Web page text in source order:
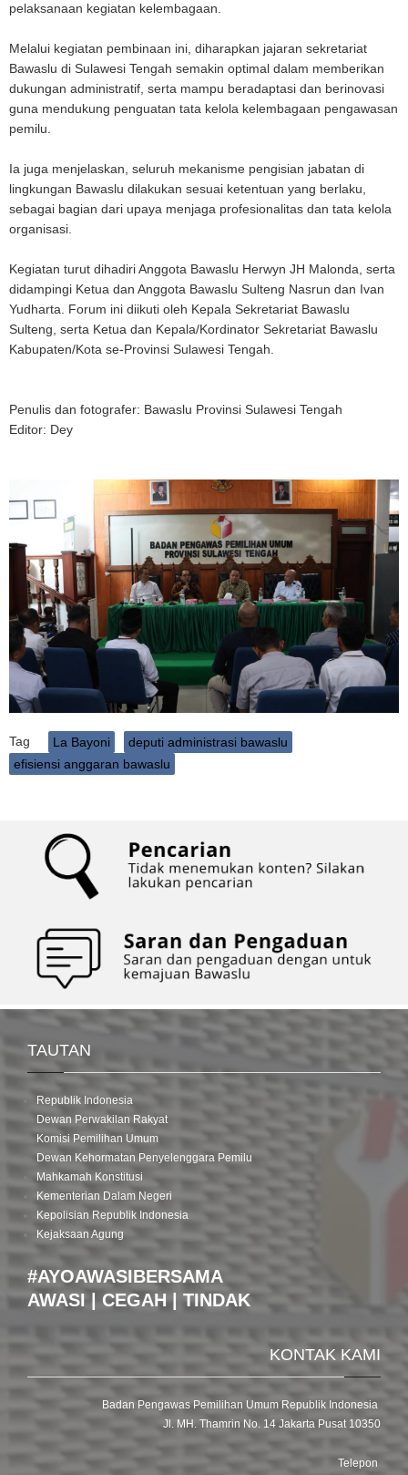
pelaksanaan kegiatan kelembagaan.
Melalui kegiatan pembinaan ini, diharapkan jajaran sekretariat
Bawaslu di Sulawesi Tengah semakin optimal dalam memberikan
dukungan administratif, serta mampu beradaptasi dan berinovasi
guna mendukung penguatan tata kelola kelembagaan pengawasan
pemilu.
Ia juga menjelaskan, seluruh mekanisme pengisian jabatan di
lingkungan Bawaslu dilakukan sesuai ketentuan yang berlaku,
sebagai bagian dari upaya menjaga profesionalitas dan tata kelola
organisasi.
Kegiatan turut dihadiri Anggota Bawaslu Herwyn JH Malonda, serta
didampingi Ketua dan Anggota Bawaslu Sulteng Nasrun dan Ivan
Yudharta. Forum ini diikuti oleh Kepala Sekretariat Bawaslu
Sulteng, serta Ketua dan Kepala/Kordinator Sekretariat Bawaslu
Kabupaten/Kota se-Provinsi Sulawesi Tengah.
Penulis dan fotografer: Bawaslu Provinsi Sulawesi Tengah
Editor: Dey
Tag La Bayoni
deputi administrasi bawaslu
efisiensi anggaran bawaslu
TAUTAN
Republik Indonesia
Dewan Perwakilan Rakyat
Komisi Pemilihan Umum
Dewan Kehormatan Penyelenggara Pemilu
Mahkamah Konstitusi
Kementerian Dalam Negeri
Kepolisian Republik Indonesia
Kejaksaan Agung
#AYOAWASIBERSAMA
AWASI | CEGAH | TINDAK
KONTAK KAMI
Badan Pengawas Pemilihan Umum Republik Indonesia
Jl. MH. Thamrin No. 14 Jakarta Pusat 10350
Telepon